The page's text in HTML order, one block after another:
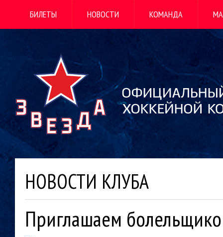
БИЛЕТЫ НОВОСТИ КОМАНДА
НОВОСТИ КЛУБА
Приглашаем